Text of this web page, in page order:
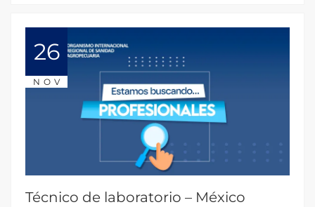
26
NOV
Técnico de laboratorio – México